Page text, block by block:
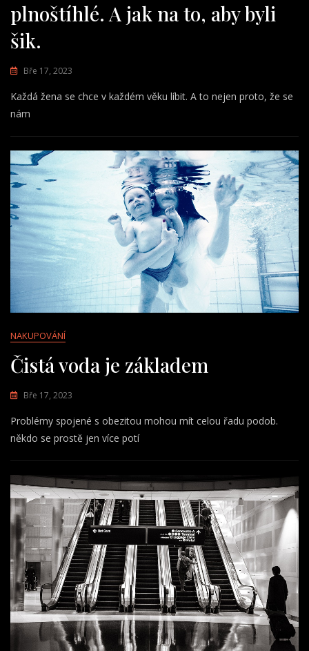
plnoštíhlé. A jak na to, aby byli
šik.
Bře 17, 2023
Každá žena se chce v každém věku líbit. A to nejen proto, že se
nám
NAKUPOVÁNÍ
Čistá voda je základem
Bře 17, 2023
Problémy spojené s obezitou mohou mít celou řadu podob.
někdo se prostě jen více potí